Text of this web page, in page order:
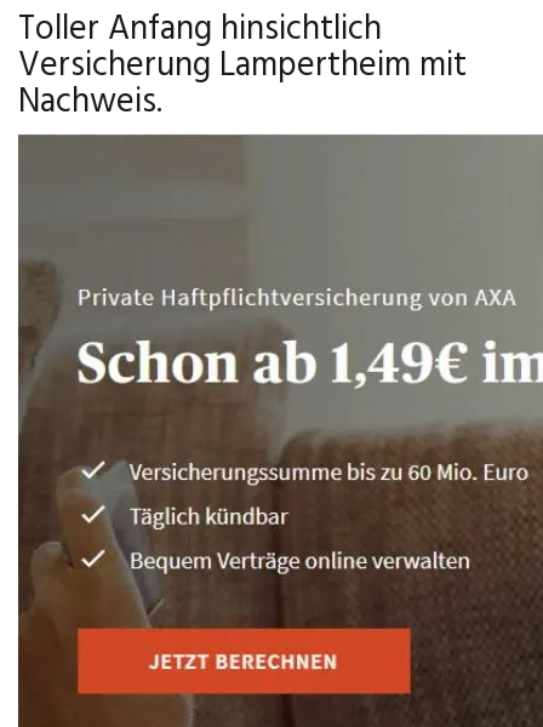
Toller Anfang hinsichtlich
Versicherung Lampertheim mit
Nachweis.